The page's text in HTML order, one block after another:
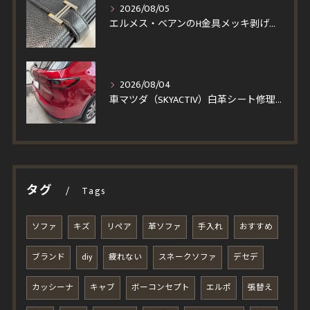
2026/08/05
エルメス・ベアンのH金具メッキ剥げを修理！一度縫製を解いて仕上げる輝く再メッキと角スレ・コバ修復事例
2026/08/04
車マツダ（SKYACTIV）白革シート修理｜汚れを落とそうとしてベタついた座面・パンチングレザーの塗装再生事例
タグ Tags
ソファ キズ リペア 革ソファ 手入れ おすすめ
ブランド diy 疲れない スネークソファ デセデ
カッシーナ キャブ ボーコンセプト エルポ 張替え